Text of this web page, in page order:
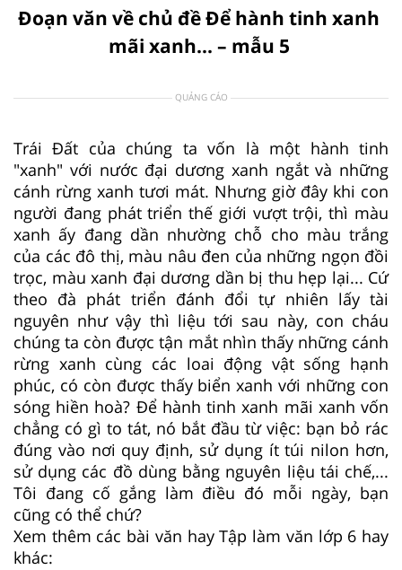
Đoạn văn về chủ đề Để hành tinh xanh
mãi xanh... – mẫu 5
QUẢNG CÁO
Trái Đất của chúng ta vốn là một hành tinh
"xanh" với nước đại dương xanh ngắt và những
cánh rừng xanh tươi mát. Nhưng giờ đây khi con
người đang phát triển thế giới vượt trội, thì màu
xanh ấy đang dần nhường chỗ cho màu trắng
của các đô thị, màu nâu đen của những ngọn đồi
trọc, màu xanh đại dương dần bị thu hẹp lại... Cứ
theo đà phát triển đánh đổi tự nhiên lấy tài
nguyên như vậy thì liệu tới sau này, con cháu
chúng ta còn được tận mắt nhìn thấy những cánh
rừng xanh cùng các loai động vật sống hạnh
phúc, có còn được thấy biển xanh với những con
sóng hiền hoà? Để hành tinh xanh mãi xanh vốn
chẳng có gì to tát, nó bắt đầu từ việc: bạn bỏ rác
đúng vào nơi quy định, sử dụng ít túi nilon hơn,
sử dụng các đồ dùng bằng nguyên liệu tái chế,...
Tôi đang cố gắng làm điều đó mỗi ngày, bạn
cũng có thể chứ?
Xem thêm các bài văn hay Tập làm văn lớp 6 hay
khác: